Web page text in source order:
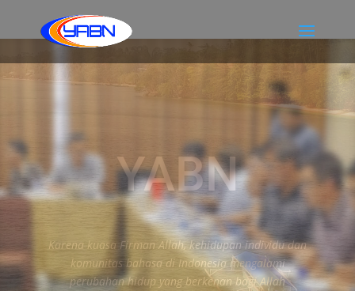
Misi
“Melalui kemitraan, Yayasan ABN mendukung masyarakat
bahasa di seluruh Nusantara sehingga mereka memiliki